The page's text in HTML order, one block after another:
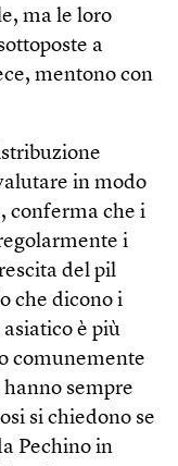
ma le loro
a
mentono con
in modo
conferma che i
i
del pil
che dicono i
è più
comunemente
sempre
si chiedono se
Pechino in